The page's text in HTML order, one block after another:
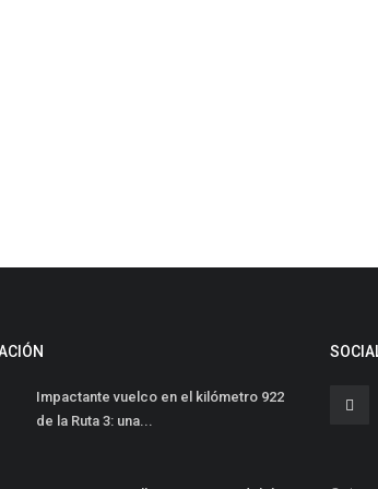
Impactante vuelco en el kilómetro 922
de la Ruta 3: una...